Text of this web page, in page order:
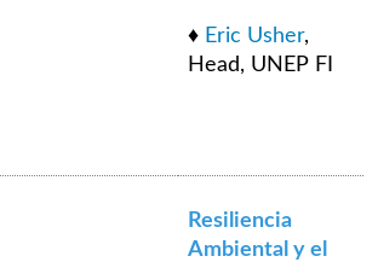
♦ Eric Usher,
Head, UNEP FI
Resiliencia
Ambiental y el